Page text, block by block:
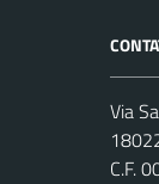
Via
C.F.